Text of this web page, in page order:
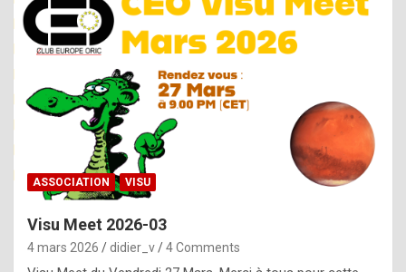
n
e
R
o
p
ASSOCIATION VISU
Visu Meet 2026-03
4 mars 2026 didier_v 4 Comments